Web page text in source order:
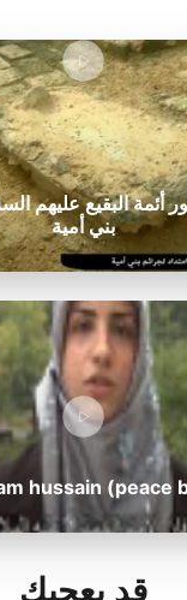
أئمة البقيع عليهم
بني أمية
hussain (peace
قد يعجبك